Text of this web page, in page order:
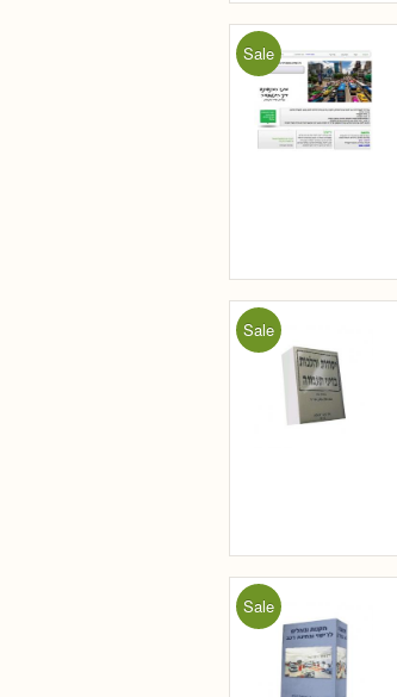
Sale
Sale
Sale